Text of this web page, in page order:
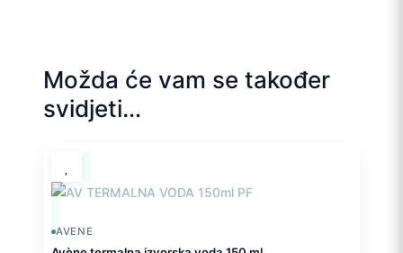
Možda će vam se također
svidjeti…
AVENE